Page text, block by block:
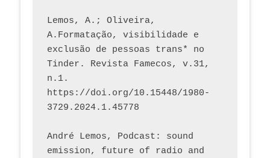
Lemos, A.; Oliveira,
A.Formatação, visibilidade e
exclusão de pessoas trans* no
Tinder. Revista Famecos, v.31,
n.1.
https://doi.org/10.15448/1980-
3729.2024.1.45778
André Lemos, Podcast: sound
emission, future of radio and